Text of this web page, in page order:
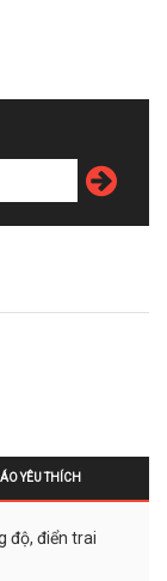
YÊU THÍCH
độ, điển trai